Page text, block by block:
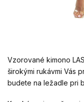
Vzorované kimono
širokými rukávmi Vás
budete na ležadle pri